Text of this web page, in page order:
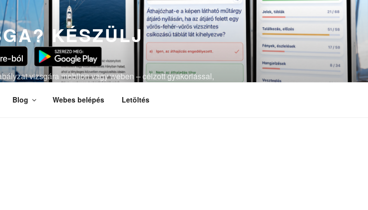
KÉSZÜLJ
vizsgára mobilon vagy weben – célzott gyakorlással,
Blog Webes belépés Letöltés